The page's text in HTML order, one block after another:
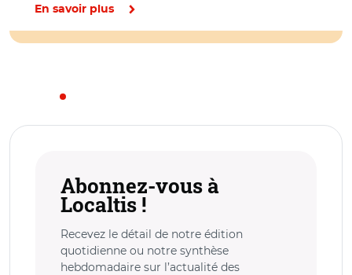
En savoir plus
Abonnez-vous à
Localtis !
Recevez le détail de notre édition
quotidienne ou notre synthèse
hebdomadaire sur l’actualité des